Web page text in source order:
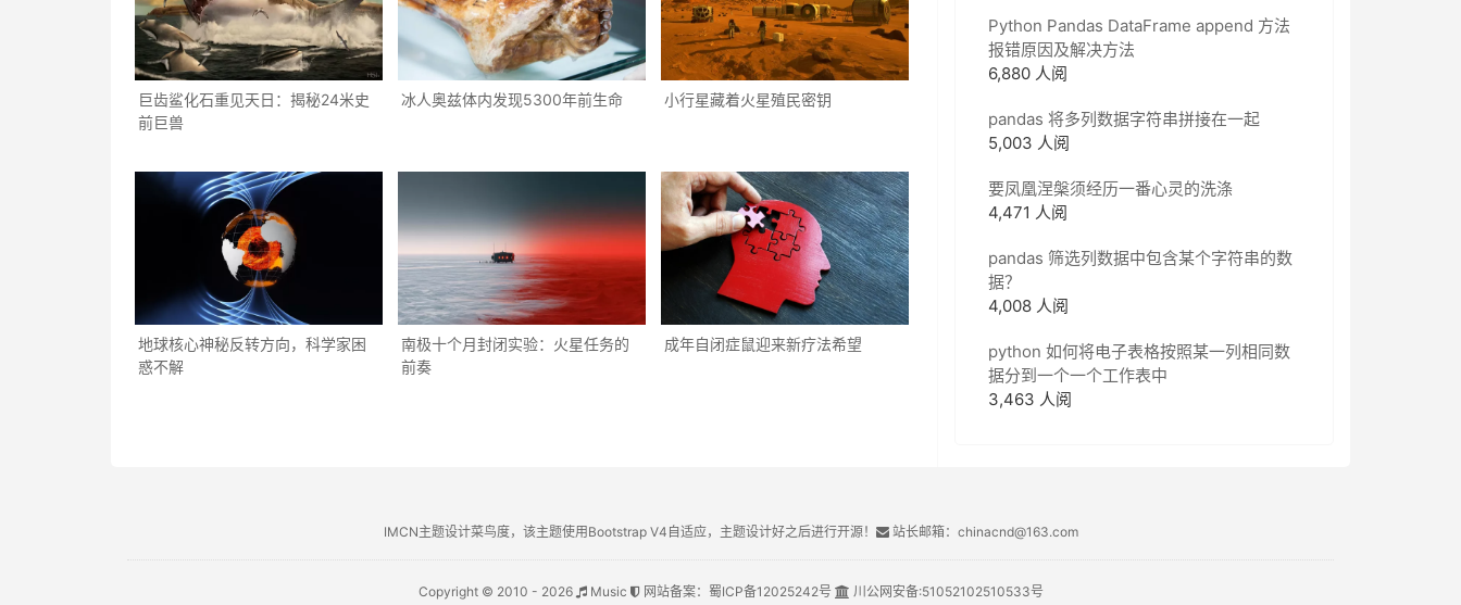
巨齿鲨化石重见天日：揭秘24米史
前巨兽
冰人奥兹体内发现5300年前生命 小行星藏着火星殖民密钥
地球核心神秘反转方向，科学家困
惑不解
南极十个月封闭实验：火星任务的
前奏
成年自闭症鼠迎来新疗法希望
Python Pandas DataFrame append 方法
报错原因及解决方法
6,880 人阅
pandas 将多列数据字符串拼接在一起
5,003 人阅
要凤凰涅槃须经历一番心灵的洗涤
4,471 人阅
pandas 筛选列数据中包含某个字符串的数
据？
4,008 人阅
python 如何将电子表格按照某一列相同数
据分到一个一个工作表中
3,463 人阅
IMCN主题设计菜鸟度，该主题使用Bootstrap V4自适应，主题设计好之后进行开源！ 站长邮箱：chinacnd@163.com
Copyright © 2010 - 2026 Music 网站备案： 蜀ICP备12025242号 川公网安备:51052102510533号